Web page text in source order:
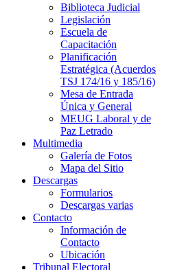
Biblioteca Judicial
Legislación
Escuela de
Capacitación
Planificación
Estratégica (Acuerdos
TSJ 174/16 y 185/16)
Mesa de Entrada
Única y General
MEUG Laboral y de
Paz Letrado
Multimedia
Galería de Fotos
Mapa del Sitio
Descargas
Formularios
Descargas varias
Contacto
Información de
Contacto
Ubicación
Tribunal Electoral